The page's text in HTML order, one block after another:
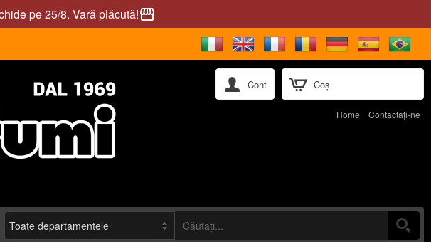
pe 25/8. Vară plăcută!storefront
Coș
Cont
Home Contactaţi-ne